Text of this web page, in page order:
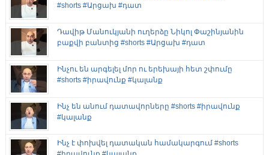
#shorts #Արցախ #դատ
Դավիթ Մանուկյանի ուղերձը Նիկոլ Փաշինյանին
բաքվի բանտից #shorts #Արցախ #դատ
Ինչու են արգելել մոր ու երեխայի հետ շփումը
#shorts #իրավունք #կալանք
Ինչ են անում դատավորները #shorts #իրավունք
#կալանք
Ինչ է փոխվել դատական համակարգում #shorts